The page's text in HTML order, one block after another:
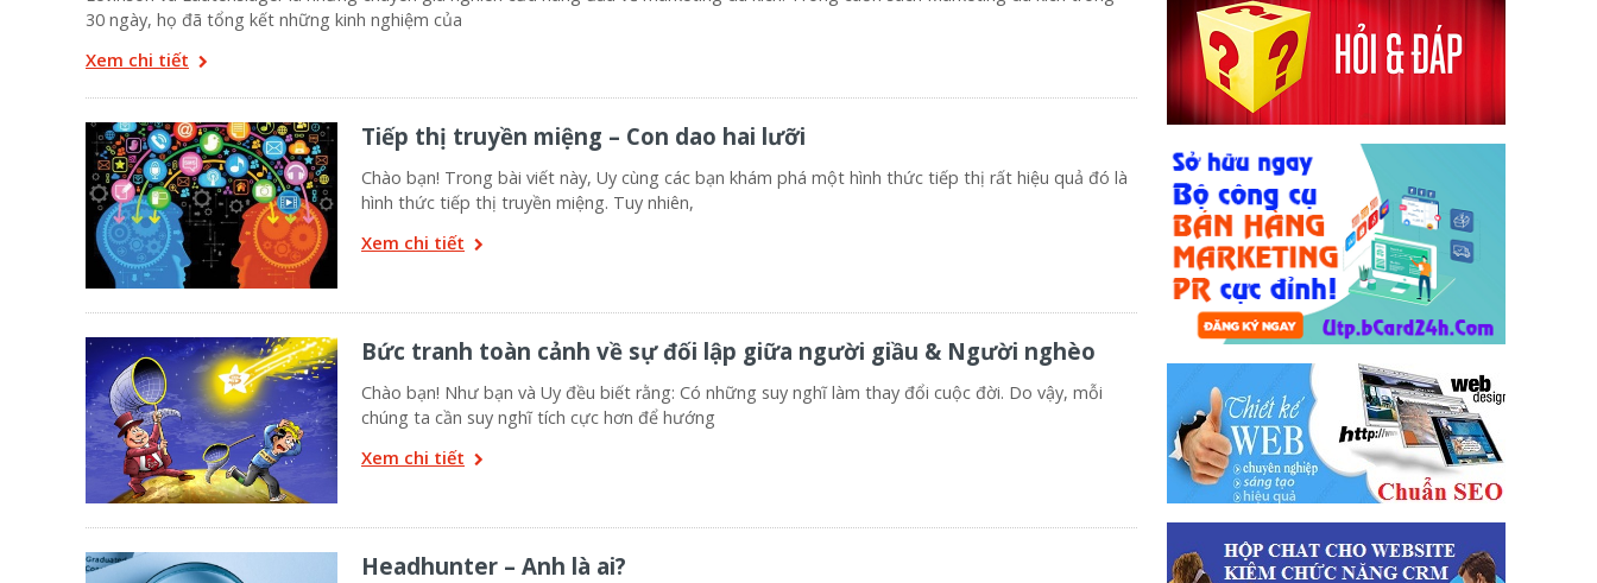
30 ngày, họ đã tổng kết những kinh nghiệm của
Xem chi tiết
Tiếp thị truyền miệng – Con dao hai lưỡi
Chào bạn! Trong bài viết này, Uy cùng các bạn khám phá một hình thức tiếp thị rất hiệu quả đó là
hình thức tiếp thị truyền miệng. Tuy nhiên,
Xem chi tiết
Bức tranh toàn cảnh về sự đối lập giữa người giầu & Người nghèo
Chào bạn! Như bạn và Uy đều biết rằng: Có những suy nghĩ làm thay đổi cuộc đời. Do vậy, mỗi
chúng ta cần suy nghĩ tích cực hơn để hướng
Xem chi tiết
Headhunter – Anh là ai?